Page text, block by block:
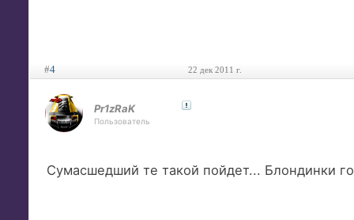
#4 22 дек 2011 г.
Pr1zRaK
Пользователь
Сумасшедший те такой пойдет... Блондинки